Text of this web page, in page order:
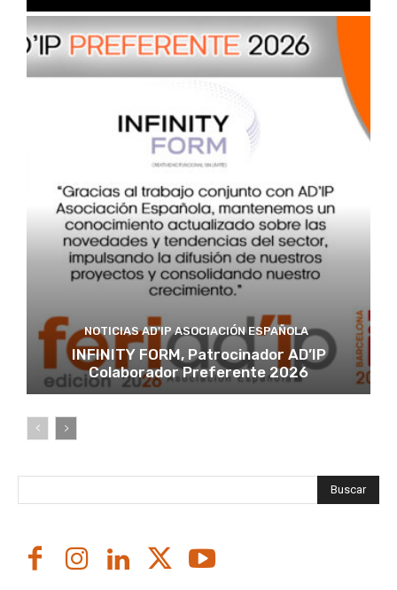
NOTICIAS AD'IP ASOCIACIÓN ESPAÑOLA
INFINITY FORM, Patrocinador AD’IP
Colaborador Preferente 2026
Buscar